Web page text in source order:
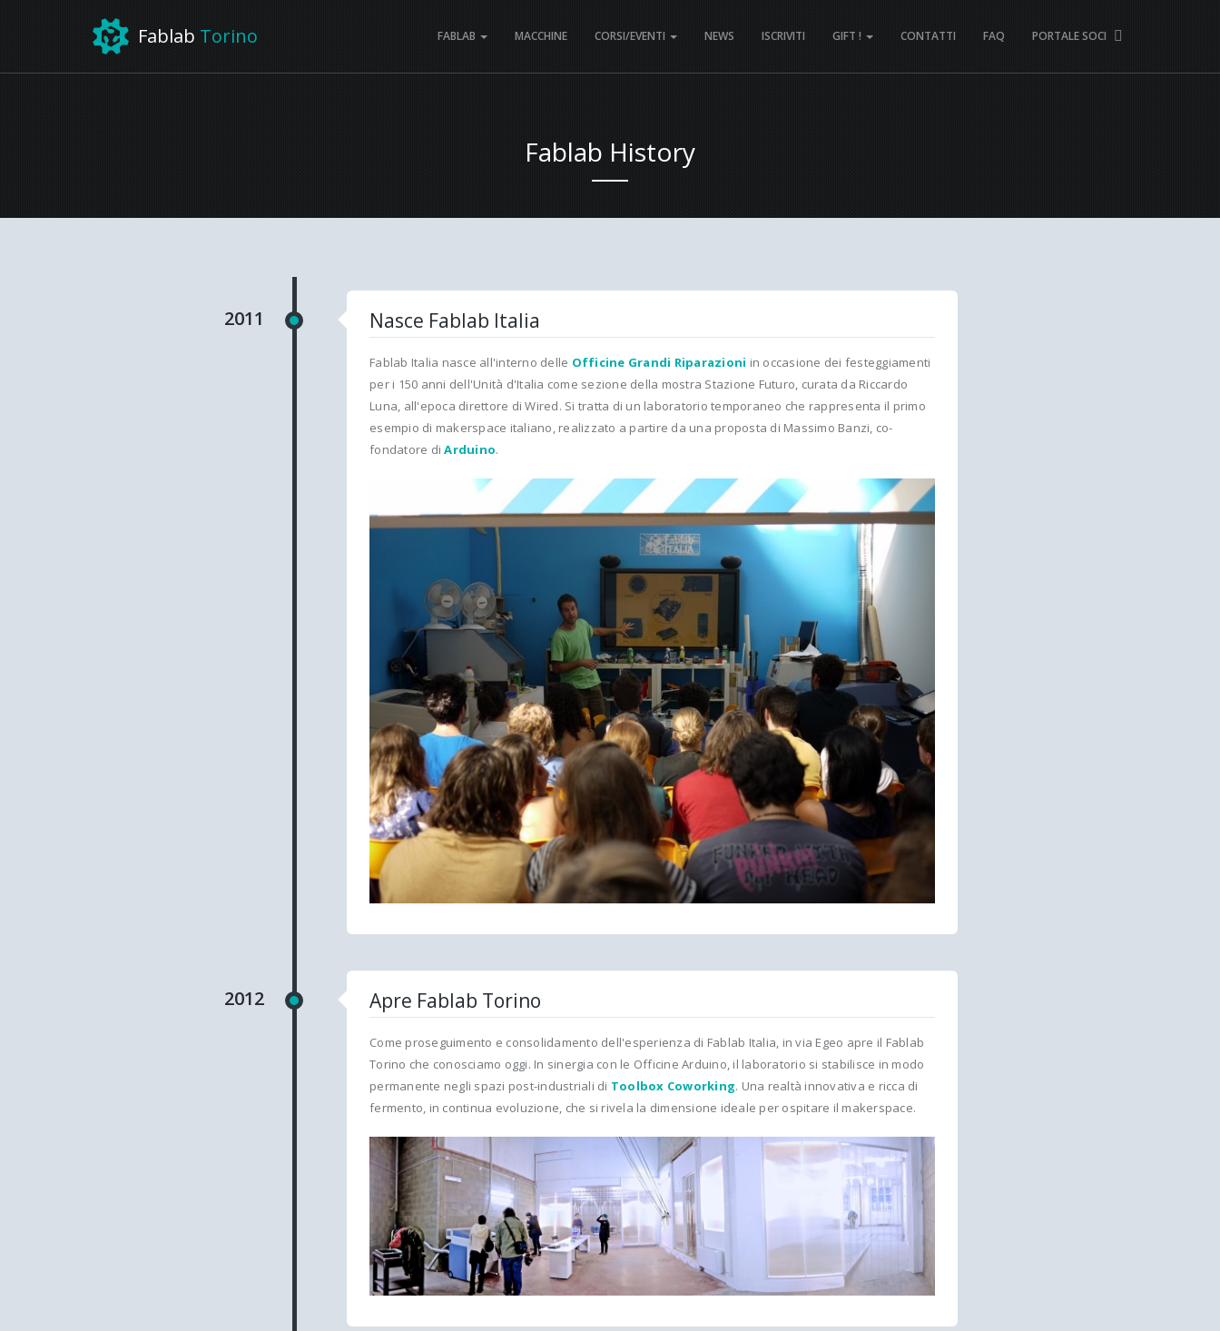
Fablab Torino FABLAB MACCHINE CORSI/EVENTI NEWS ISCRIVITI GIFT ! CONTATTI FAQ PORTALE SOCI
Fablab History
2011 Nasce Fablab Italia
Fablab Italia nasce all'interno delle Officine Grandi Riparazioni in occasione dei festeggiamenti
per i 150 anni dell'Unità d'Italia come sezione della mostra Stazione Futuro, curata da Riccardo
Luna, all'epoca direttore di Wired. Si tratta di un laboratorio temporaneo che rappresenta il primo
esempio di makerspace italiano, realizzato a partire da una proposta di Massimo Banzi, co-
fondatore diArduino.
2012 Apre Fablab Torino
Come proseguimento e consolidamento dell'esperienza di Fablab Italia, in via Egeo apre il Fablab
Torino che conosciamo oggi. In sinergia con le Officine Arduino, il laboratorio si stabilisce in modo
permanente negli spazi post-industriali di Toolbox Coworking. Una realtà innovativa e ricca di
fermento, in continua evoluzione, che si rivela la dimensione ideale per ospitare il makerspace.